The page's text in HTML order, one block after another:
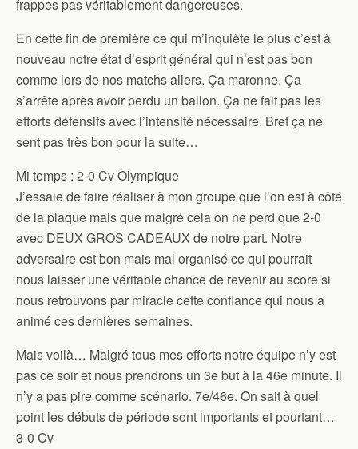
frappes pas véritablement dangereuses.
En cette fin de première ce qui m’inquiète le plus c’est à
nouveau notre état d’esprit général qui n’est pas bon
comme lors de nos matchs allers. Ça maronne. Ça
s’arrête après avoir perdu un ballon. Ça ne fait pas les
efforts défensifs avec l’intensité nécessaire. Bref ça ne
sent pas très bon pour la suite…
Mi temps : 2-0 Cv Olympique
J’essaie de faire réaliser à mon groupe que l’on est à côté
de la plaque mais que malgré cela on ne perd que 2-0
avec DEUX GROS CADEAUX de notre part. Notre
adversaire est bon mais mal organisé ce qui pourrait
nous laisser une véritable chance de revenir au score si
nous retrouvons par miracle cette confiance qui nous a
animé ces dernières semaines.
Mais voilà… Malgré tous mes efforts notre équipe n’y est
pas ce soir et nous prendrons un 3e but à la 46e minute. Il
n’y a pas pire comme scénario. 7e/46e. On sait à quel
point les débuts de période sont importants et pourtant…
3-0 Cv